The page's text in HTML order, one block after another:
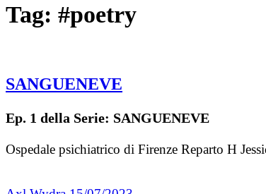
Tag: #poetry
SANGUENEVE
Ep. 1 della Serie: SANGUENEVE
Ospedale psichiatrico di Firenze Reparto H